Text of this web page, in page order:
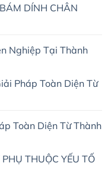
DÍNH CHÂN
Nghiệp Tại Thành
Pháp Toàn Diện Từ
Toàn Diện Từ Thành
THUỘC YẾU TỐ